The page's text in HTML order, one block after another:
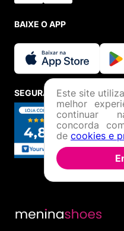
BAIXE O APP
SEGURANÇA EEste site
melhor
continuar
concorda
de cookies e